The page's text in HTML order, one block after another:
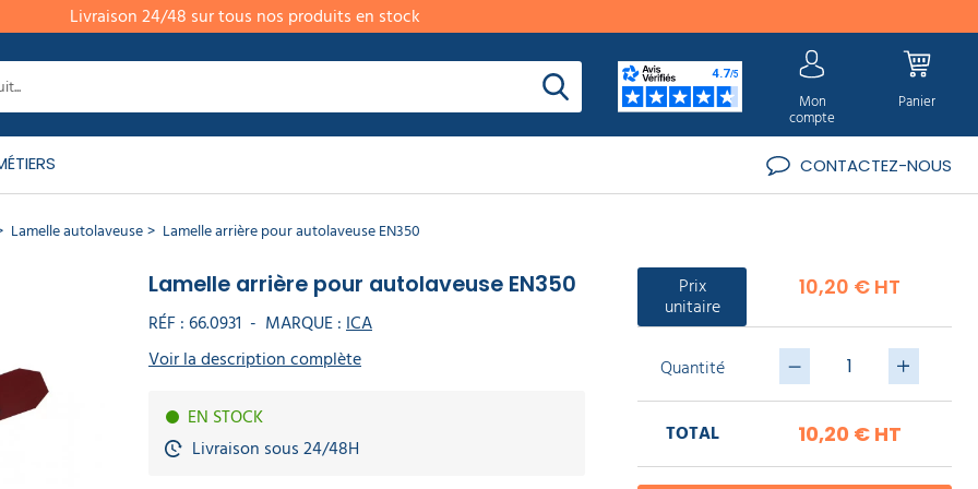
Livraison 24/48 sur tous nos produits en stock
Mon
compte
Panier
CONTACTEZ-NOUS
Lamelle autolaveuse Lamelle arrière pour autolaveuse EN350
Lamelle arrière pour autolaveuse EN350
RÉF :66.0931 - MARQUE :ICA
Voir la description complète
EN STOCK
Livraison sous 24/48H
Prix
unitaire
10,20 € HT
Quantité
TOTAL 10,20 € HT